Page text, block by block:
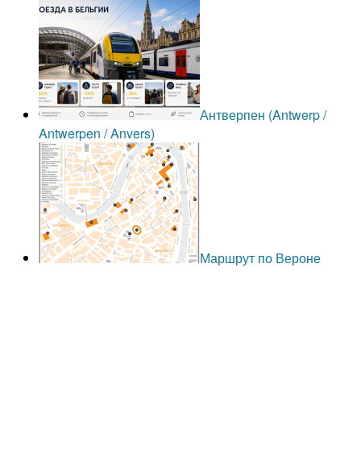
Антверпен (Antwerp /
Antwerpen / Anvers)
Маршрут по Вероне